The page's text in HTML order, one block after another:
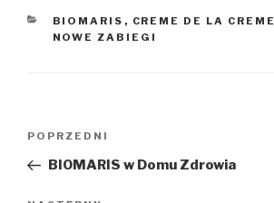
KATEGORIE
BIOMARIS , CREME DE LA CREME
NOWE ZABIEGI
Poprzedni
wpis
POPRZEDNI
BIOMARIS w Domu Zdrowia